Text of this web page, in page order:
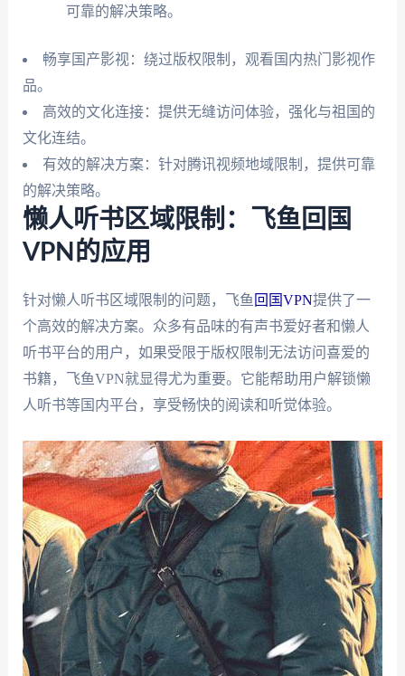
可靠的解决策略。
畅享国产影视：绕过版权限制，观看国内热门影视作
品。
高效的文化连接：提供无缝访问体验，强化与祖国的
文化连结。
有效的解决方案：针对腾讯视频地域限制，提供可靠
的解决策略。
懒人听书区域限制：飞鱼回国
VPN的应用
针对懒人听书区域限制的问题，飞鱼 回国VPN提供了一
个高效的解决方案。众多有品味的有声书爱好者和懒人
听书平台的用户，如果受限于版权限制无法访问喜爱的
书籍，飞鱼VPN就显得尤为重要。它能帮助用户解锁懒
人听书等国内平台，享受畅快的阅读和听觉体验。